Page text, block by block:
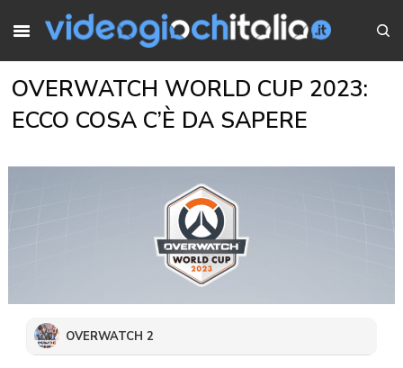
OVERWATCH WORLD CUP 2023:
ECCO COSA C’È DA SAPERE
OVERWATCH 2